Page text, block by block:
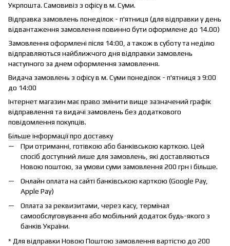
Укрпошта. Самовивіз з офісу в м. Суми.
Відправка замовлень понеділок - п'ятниця (для відправки у день
відвантаження замовлення повинно бути оформлене до 14.00)
Замовлення оформлені після 14:00, а також в суботу та неділю
відправляються найближчого дня відправки замовлень
наступного за днем оформлення замовлення.
Видача замовлень з офісу в м. Суми понеділок - п'ятниця з 9:00
до 14:00
Інтернет магазин має право змінити вище зазначений графік
відправлення та видачі замовлень без додаткового
повідомлення покупців.
Більше інформації про доставку
При отриманні, готівкою або банківською карткою. Цей
спосіб доступний лише для замовлень, які доставляються
Новою поштою, за умови суми замовлення 200 грн і більше.
Онлайн оплата на сайті банківською карткою (Google Pay,
Apple Pay)
Оплата за реквизитами, через касу, термінал
самообслуговування або мобільний додаток будь-якого з
банків України.
* Для відправки Новою Поштою замовлення вартістю до 200